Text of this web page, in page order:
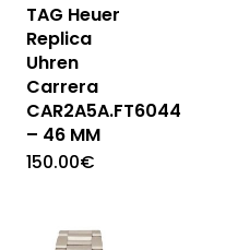
TAG Heuer
Replica
Uhren
Carrera
CAR2A5A.FT6044
– 46 MM
150.00€